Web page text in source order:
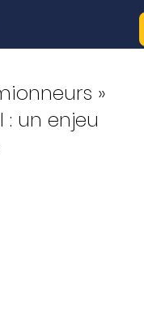
»
un enjeu